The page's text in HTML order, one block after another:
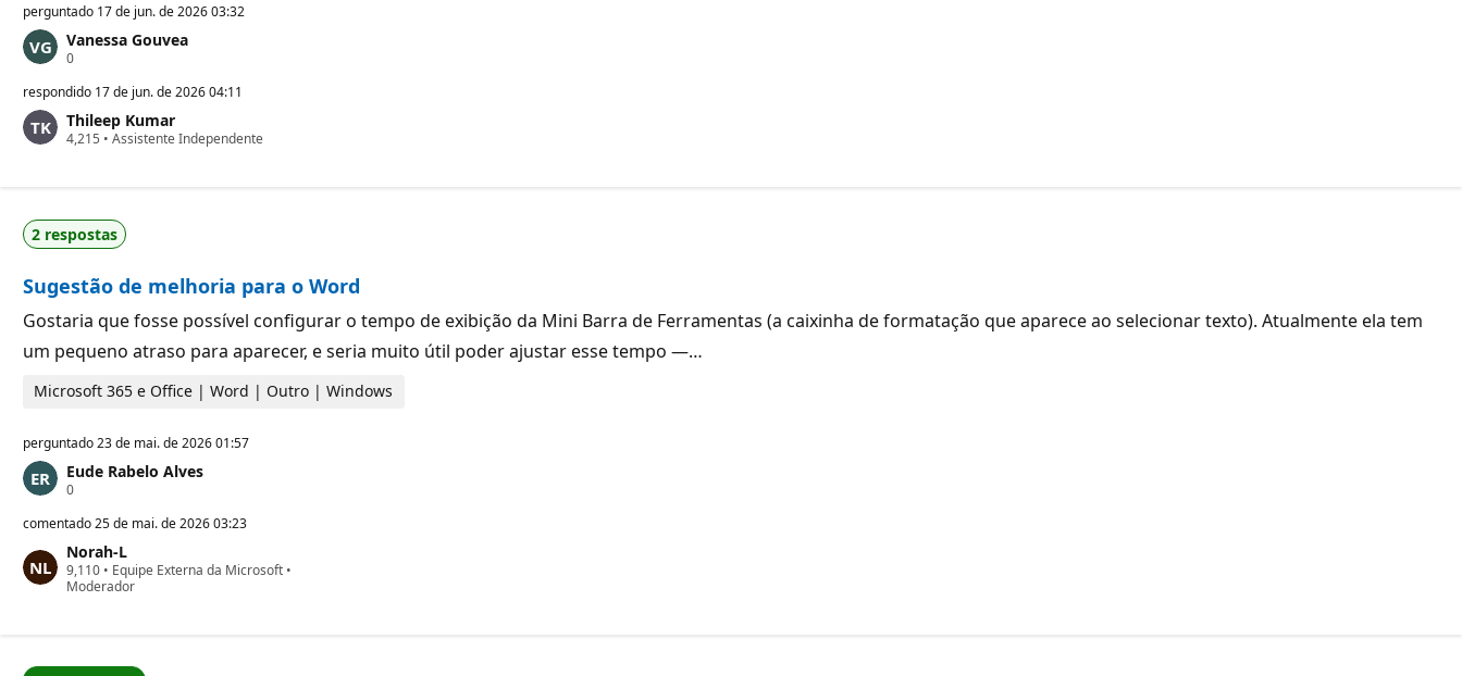
perguntado 17 de jun. de 2026 03:32
Vanessa Gouvea
0P
n
o
s
p
u
t
ç
o
respondido 17 de jun. de 2026 04:11
Thileep Kumar
4,215 P
s
d
e
e
u
t
a
ã
o
• Assistente Independente
2 respostas
Sugestão de melhoria para o Word
Gostaria que fosse possível configurar o tempo de exibição da Mini Barra de Ferramentas (a caixinha de formatação que aparece ao selecionar texto). Atualmente ela tem
um pequeno atraso para aparecer, e seria muito útil poder ajustar esse tempo —…
Microsoft 365 e Office | Word | Outro | Windows
perguntado23 de mai. de 2026 01:57
Eude Rabelo Alves
0P
n
o
s
d
u
comentado25 de mai. de 2026 03:23
Norah-L
9,110 P
o
d
• Equipe Externa da Microsoft •
Moderador